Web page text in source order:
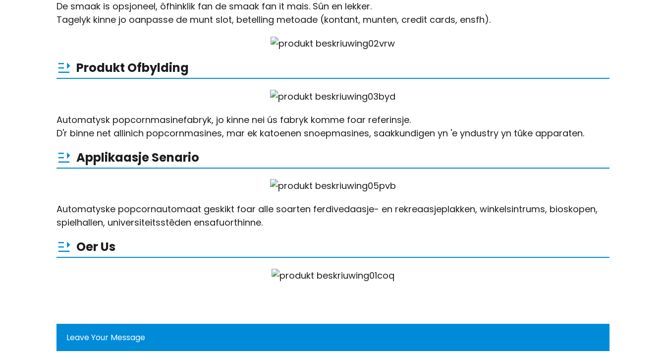
De smaak is opsjoneel, ôfhinklik fan de smaak fan it mais. Sûn en lekker.
Tagelyk kinne jo oanpasse de munt slot, betelling metoade (kontant, munten, credit cards, ensfh).
Produkt Ofbylding
Automatysk popcornmasinefabryk, jo kinne nei ús fabryk komme foar referinsje.
D'r binne net allinich popcornmasines, mar ek katoenen snoepmasines, saakkundigen yn 'e yndustry yn tûke apparaten.
Applikaasje Senario
Automatyske popcornautomaat geskikt foar alle soarten ferdivedaasje- en rekreaasjeplakken, winkelsintrums, bioskopen,
spielhallen, universiteitsstêden ensafuorthinne.
Oer Us
Leave Your Message